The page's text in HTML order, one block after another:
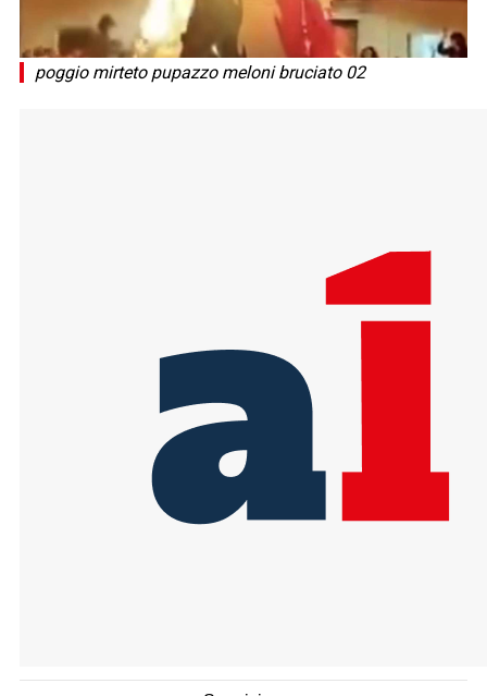
poggio mirteto pupazzo meloni bruciato 02